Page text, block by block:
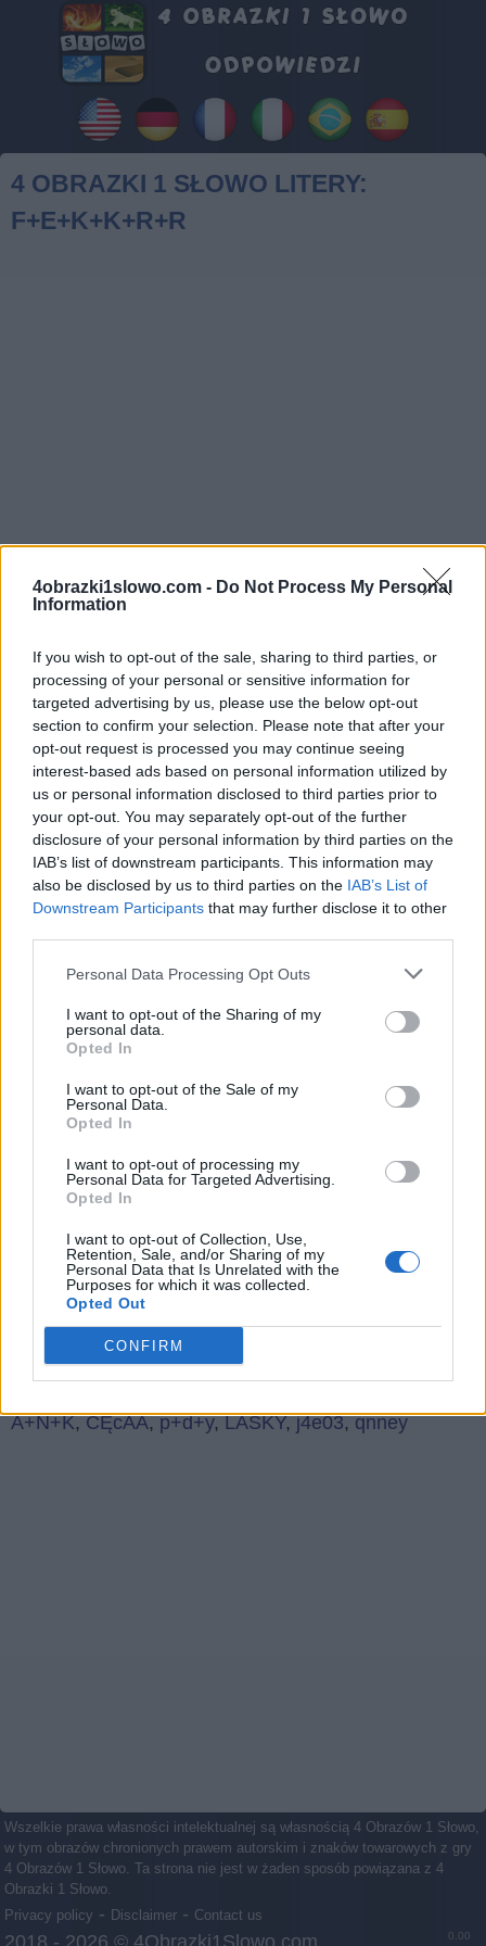
4obrazki1slowo.com - Do Not Process My Personal
Information
If you wish to opt-out of the sale, sharing to third parties, or
processing of your personal or sensitive information for
targeted advertising by us, please use the below opt-out
section to confirm your selection. Please note that after your
opt-out request is processed you may continue seeing
interest-based ads based on personal information utilized by
us or personal information disclosed to third parties prior to
your opt-out. You may separately opt-out of the further
disclosure of your personal information by third parties on the
IAB’s list of downstream participants. This information may
also be disclosed by us to third parties on the IAB’s List of
Downstream Participants that may further disclose it to other
Personal Data Processing Opt Outs
I want to opt-out of the Sharing of my
personal data.
Opted In
I want to opt-out of the Sale of my
Personal Data.
Opted In
I want to opt-out of processing my
Personal Data for Targeted Advertising.
Opted In
I want to opt-out of Collection, Use,
Retention, Sale, and/or Sharing of my
Personal Data that Is Unrelated with the
Purposes for which it was collected.
Opted Out
CONFIRM
4 OBRAZKI 1 SŁOWO LITERY:
F+E+K+K+R+R
F+E+k+k+r+r słów popularnej gry na iOS i Androida
odpowiedzi w grze mogą być w innej kolejności, więc
sprawdź poprzednią stronę, jeśli odpowiedź poniżej
nie odpowiada pytaniu na twoim poziomie.
Znaleźliśmy 0 łamigłówek.
Wyszukaj według liter, wprowadź
wszystkie litery:
Wyszukaj
według
liter,
wprowadź
Szukaj
Co sądzisz o naszej stronie?
(91
z 5)
Czego szukają ludzie:
F+E+k,pdsia,zibci,zgprn,
A+N+K,CĘcAA,p+d+y,LASKY,j4e03,qnney
Wszelkie prawa własności intelektualnej są własnością 4 Obrazów 1 Słowo,
w tym obrazów chronionych prawem autorskim i znaków towarowych z gry
4 Obrazów 1 Słowo. Ta strona nie jest w żaden sposób powiązana z 4
Obrazki 1 Słowo.
Privacy policy - Disclaimer - Contact us
0.00